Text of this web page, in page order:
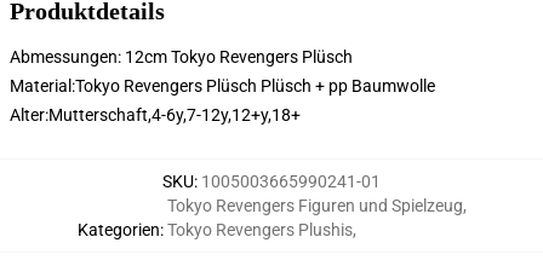
Produktdetails
Abmessungen: 12cm Tokyo Revengers Plüsch
Material:Tokyo Revengers Plüsch Plüsch + pp Baumwolle
Alter:Mutterschaft,4-6y,7-12y,12+y,18+
SKU: 1005003665990241-01
Kategorien:
Tokyo Revengers Figuren und Spielzeug,
Tokyo Revengers Plushis,